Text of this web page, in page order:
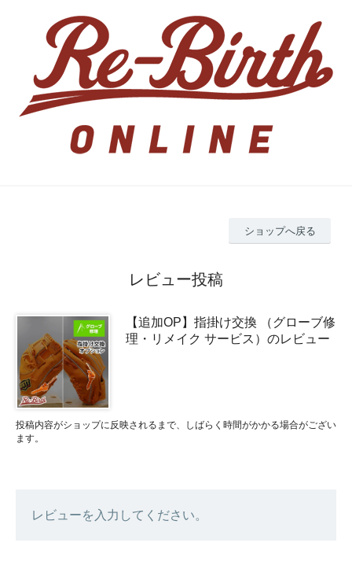
ショップへ戻る
レビュー投稿
【追加OP】指掛け交換 （グローブ修
理・リメイク サービス）のレビュー
投稿内容がショップに反映されるまで、しばらく時間がかかる場合がござい
ます。
レビューを入力してください。